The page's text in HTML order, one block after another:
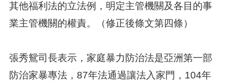
其他福利法的立法例，明定主管機關及各目的事
業主管機關的權責。（修正後條文第四條）
張秀鴛司長表示，家庭暴力防治法是亞洲第一部
防治家暴專法，87年法通過讓法入家門，104年